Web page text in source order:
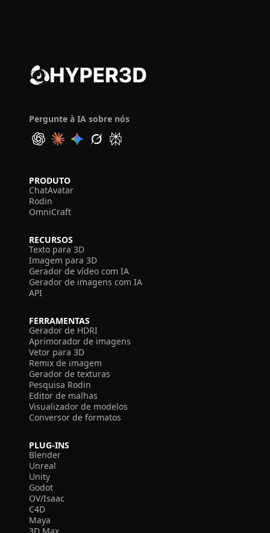
Pergunte à IA sobre nós
PRODUTO
ChatAvatar
Rodin
OmniCraft
RECURSOS
Texto para 3D
Imagem para 3D
Gerador de vídeo com IA
Gerador de imagens com IA
API
FERRAMENTAS
Gerador de HDRI
Aprimorador de imagens
Vetor para 3D
Remix de imagem
Gerador de texturas
Pesquisa Rodin
Editor de malhas
Visualizador de modelos
Conversor de formatos
PLUG-INS
Blender
Unreal
Unity
Godot
OV/Isaac
C4D
Maya